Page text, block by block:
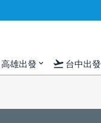
高雄出發 expand_more flight_takeoff 台中出發